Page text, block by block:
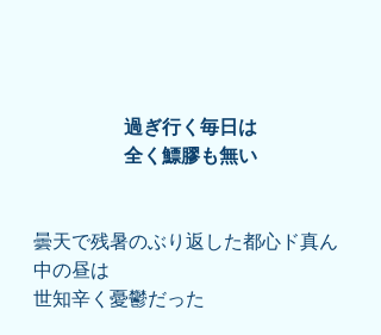
過ぎ行く毎日は
全く鰾膠も無い
曇天で残暑のぶり返した都心ド真ん
中の昼は
世知辛く憂鬱だった